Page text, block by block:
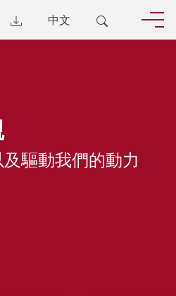
中文
驅動我們的動力